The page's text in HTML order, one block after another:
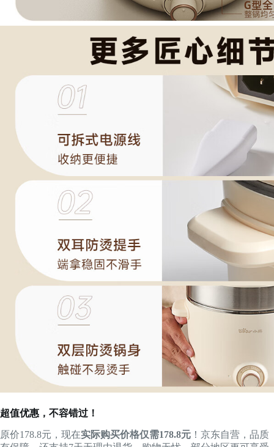
超值优惠，不容错过！
原价178.8元，现在实际购买价格仅需178.8元 ！京东自营，品质